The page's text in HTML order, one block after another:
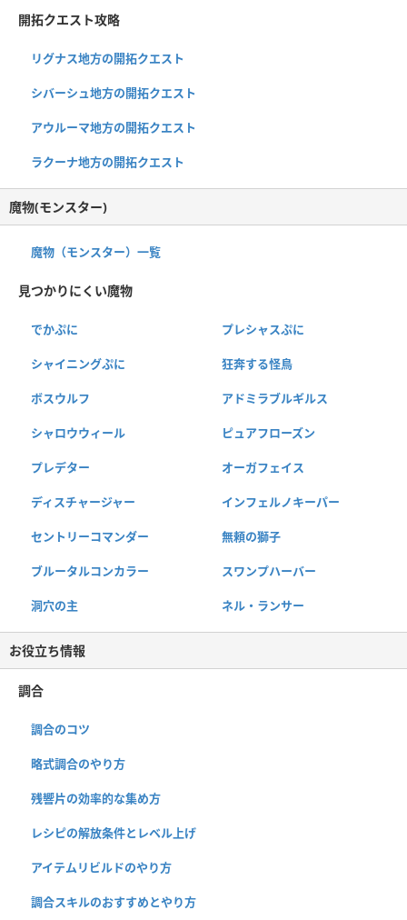
開拓クエスト攻略
リグナス地方の開拓クエスト
シバーシュ地方の開拓クエスト
アウルーマ地方の開拓クエスト
ラクーナ地方の開拓クエスト
魔物(モンスター)
魔物（モンスター）一覧
見つかりにくい魔物
でかぷに プレシャスぷに
シャイニングぷに 狂奔する怪鳥
ボスウルフ アドミラブルギルス
シャロウウィール ピュアフローズン
プレデター オーガフェイス
ディスチャージャー インフェルノキーパー
セントリーコマンダー 無頼の獅子
ブルータルコンカラー スワンプハーバー
洞穴の主 ネル・ランサー
お役立ち情報
調合
調合のコツ
略式調合のやり方
残響片の効率的な集め方
レシピの解放条件とレベル上げ
アイテムリビルドのやり方
調合スキルのおすすめとやり方